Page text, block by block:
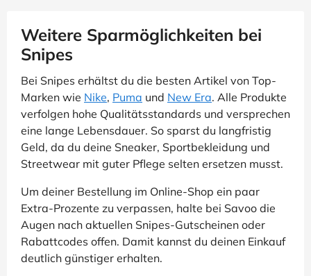
Weitere Sparmöglichkeiten bei
Snipes
Bei Snipes erhältst du die besten Artikel von Top-
Marken wie Nike, Puma und New Era. Alle Produkte
verfolgen hohe Qualitätsstandards und versprechen
eine lange Lebensdauer. So sparst du langfristig
Geld, da du deine Sneaker, Sportbekleidung und
Streetwear mit guter Pflege selten ersetzen musst.
Um deiner Bestellung im Online-Shop ein paar
Extra-Prozente zu verpassen, halte bei Savoo die
Augen nach aktuellen Snipes-Gutscheinen oder
Rabattcodes offen. Damit kannst du deinen Einkauf
deutlich günstiger erhalten.